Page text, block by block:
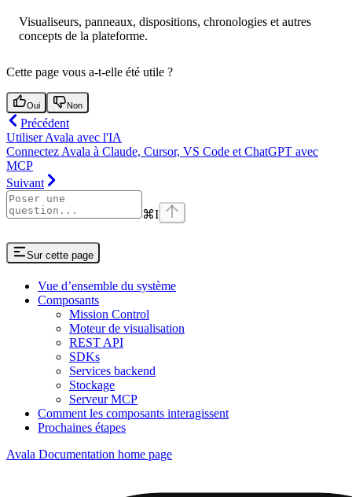
Visualiseurs, panneaux, dispositions, chronologies et autres
concepts de la plateforme.
Cette page vous a-t-elle été utile ?
Oui Non
Précédent
Utiliser Avala avec l'IA
Connectez Avala à Claude, Cursor, VS Code et ChatGPT avec
MCP
Suivant
⌘I
Sur cette page
Vue d’ensemble du système
Composants
Mission Control
Moteur de visualisation
REST API
SDKs
Services backend
Stockage
Serveur MCP
Comment les composants interagissent
Prochaines étapes
Avala Documentation home page